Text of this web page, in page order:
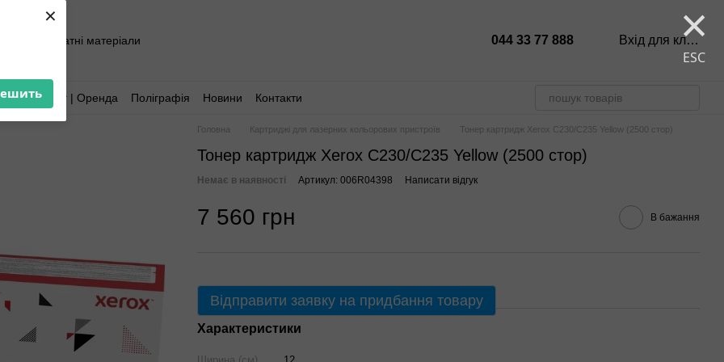
× ×
ESC
та витратні матеріали 044 33 77 888 Вхід для клієнтів
Аутсорсинг | Оренда Поліграфія Новини Контакти
Головна Картриджі для лазерних кольорових пристроїв Тонер картридж Xerox C230/C235 Yellow (2500 стор)
Тонер картридж Xerox C230/C235 Yellow (2500 стор)
Немає в наявності Артикул: 006R04398 Написати відгук
7 560 грн В бажання
Відправити заявку на придбання товару
Характеристики